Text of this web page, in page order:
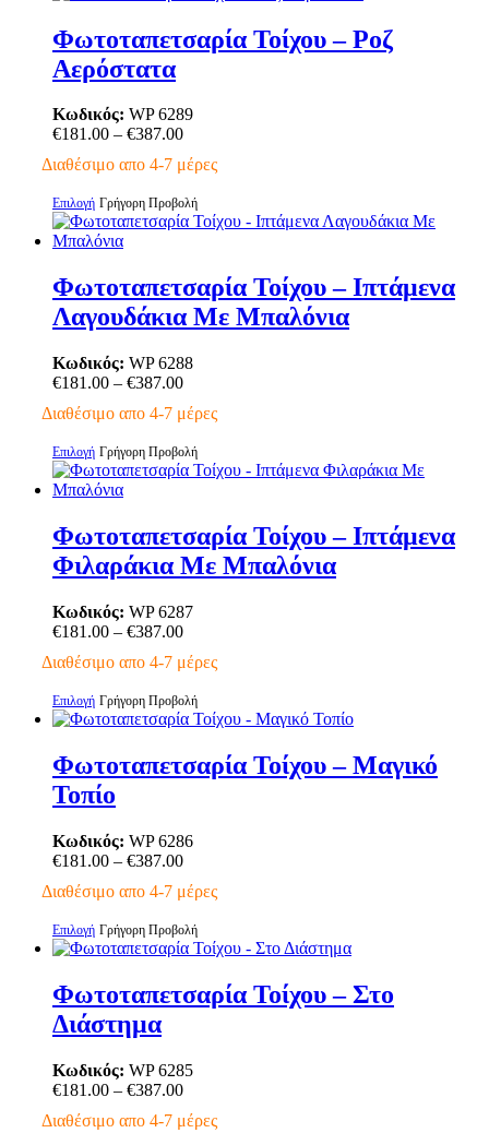
πολλαπλές
παραλλαγές.
επιλογές
μπορούν
επιλεγούν
σελίδα
του
προϊόντος
Φωτοταπετσαρία Τοίχου – Ροζ
Αερόστατα
Κωδικός: WP 6289
€181.00 – €387.00Price
range:
€181.00
€387.00
Διαθέσιμο απο 4-7 μέρες
Επιλογή Αυτό
το
προϊόν
πολλαπλές
παραλλαγές.
Οι
μπορούν
να
στη
του
προϊόντος
Γρήγορη Προβολή
Φωτοταπετσαρία Τοίχου – Ιπτάμενα
Λαγουδάκια Με Μπαλόνια
Κωδικός: WP 6288
€181.00 – €387.00Price
€181.00
€387.00
Διαθέσιμο απο 4-7 μέρες
Επιλογή Αυτό
το
προϊόν
παραλλαγές.
Οι
μπορούν
να
στη
του
προϊόντος
Γρήγορη Προβολή
Φωτοταπετσαρία Τοίχου – Ιπτάμενα
Φιλαράκια Με Μπαλόνια
Κωδικός: WP 6287
€181.00 – €387.00Price
€181.00
€387.00
Διαθέσιμο απο 4-7 μέρες
Επιλογή Αυτό
το
πολλαπλές
παραλλαγές.
επιλογές
μπορούν
επιλεγούν
σελίδα
του
Γρήγορη Προβολή
Φωτοταπετσαρία Τοίχου – Μαγικό
Τοπίο
Κωδικός: WP 6286
€181.00 – €387.00Price
€181.00
€387.00
Διαθέσιμο απο 4-7 μέρες
Επιλογή Αυτό
το
πολλαπλές
παραλλαγές.
επιλογές
μπορούν
επιλεγούν
Γρήγορη Προβολή
Φωτοταπετσαρία Τοίχου – Στο
Διάστημα
Κωδικός: WP 6285
€181.00 – €387.00Price
€181.00
Διαθέσιμο απο 4-7 μέρες